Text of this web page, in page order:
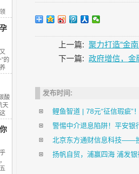
的
酸
天
上一篇:
聚力打造“金
下一篇:
政府增信，金
发布时间:
鲤鱼智道 | 78元“征信瑕疵”
警惕中介退息陷阱！平安银
北京东方通财信息科技——
扬帆自贸，浦赢四海 浦发银